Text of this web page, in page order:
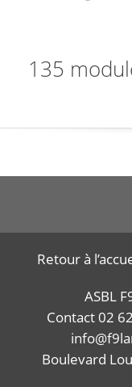
135
Retour à
ASBL
Contact 02
Boulevard